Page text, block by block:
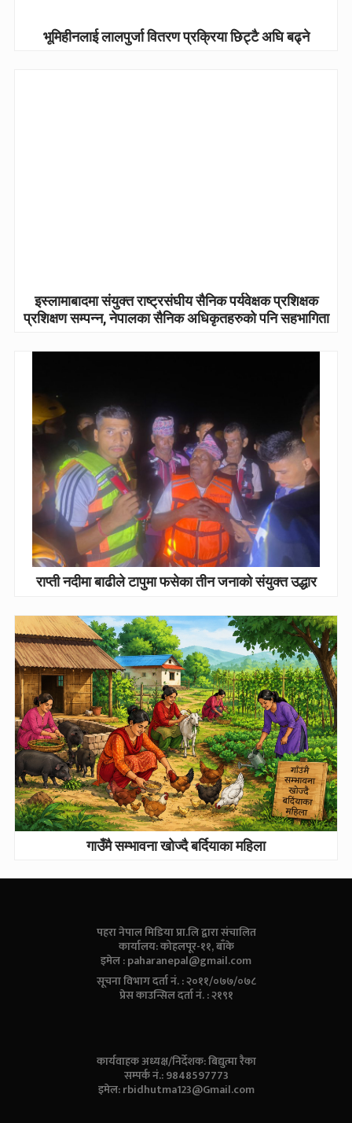
भूमिहीनलाई लालपुर्जा वितरण प्रक्रिया छिट्टै अघि बढ्ने
इस्लामाबादमा संयुक्त राष्ट्रसंघीय सैनिक पर्यवेक्षक प्रशिक्षक
प्रशिक्षण सम्पन्न, नेपालका सैनिक अधिकृतहरुको पनि सहभागिता
राप्ती नदीमा बाढीले टापुमा फसेका तीन जनाको संयुक्त उद्धार
गाउँमै सम्भावना खोज्दै बर्दियाका महिला
पहरा नेपाल मिडिया प्रा.लि द्वारा संचालित
कार्यालय: कोहलपूर-११, बाँके
इमेल :paharanepal@gmail.com
सूचना विभाग दर्ता नं. : २०११/०७७/०७८
प्रेस काउन्सिल दर्ता नं. : २१९१
कार्यवाहक अध्यक्ष/निर्देशक: बिद्युत्मा रैका
सम्पर्क नं.: 9848597773
इमेल:rbidhutma123@Gmail.com